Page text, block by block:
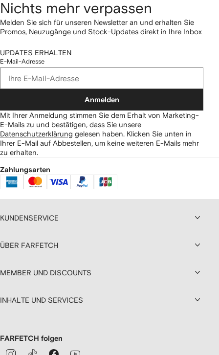
Nichts mehr verpassen
Melden Sie sich für unseren Newsletter an und erhalten Sie
Promos, Neuzugänge und Stock-Updates direkt in Ihre Inbox
UPDATES ERHALTEN
E-Mail-Adresse
Anmelden
Mit Ihrer Anmeldung stimmen Sie dem Erhalt von Marketing-
E-Mails zu und bestätigen, dass Sie unsere
Datenschutzerklärung gelesen haben. Klicken Sie unten in
Ihrer E-Mail auf Abbestellen, um keine weiteren E-Mails mehr
zu erhalten.
Zahlungsarten
KUNDENSERVICE
ÜBER FARFETCH
MEMBER UND DISCOUNTS
INHALTE UND SERVICES
FARFETCH folgen